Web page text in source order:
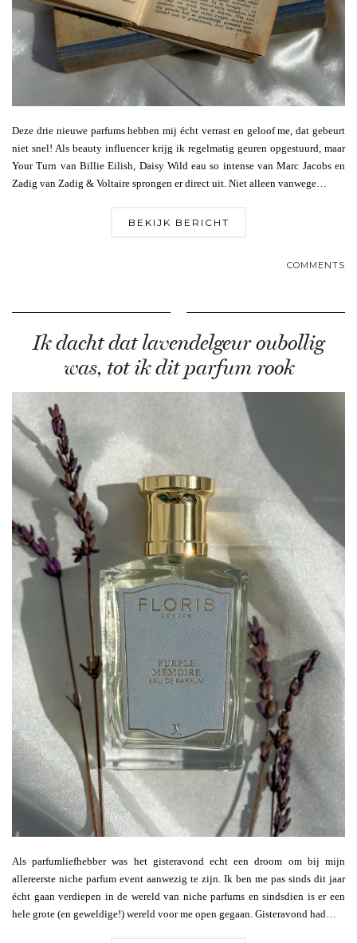
Deze drie nieuwe parfums hebben mij écht verrast en geloof me, dat gebeurt
niet snel! Als beauty influencer krijg ik regelmatig geuren opgestuurd, maar
Your Turn van Billie Eilish, Daisy Wild eau so intense van Marc Jacobs en
Zadig van Zadig & Voltaire sprongen er direct uit. Niet alleen vanwege…
BEKIJK BERICHT
COMMENTS
Ik dacht dat lavendelgeur oubollig
was, tot ik dit parfum rook
Als parfumliefhebber was het gisteravond echt een droom om bij mijn
allereerste niche parfum event aanwezig te zijn. Ik ben me pas sinds dit jaar
écht gaan verdiepen in de wereld van niche parfums en sindsdien is er een
hele grote (en geweldige!) wereld voor me open gegaan. Gisteravond had…